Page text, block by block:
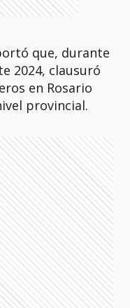
que, durante
2024, clausuró
en Rosario
provincial.